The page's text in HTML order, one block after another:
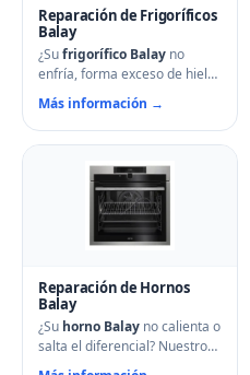
Reparación de Frigoríficos
Balay
¿Sufrigorífico Balay no
enfría, forma exceso de hielo
o hace ruidos extraños?
Nuestros técnicos en
Sanlúcar de Barrameda
termostatos, sistemas No
Frost, fugas de gas
refrigerante y problemas de
descarche. Servicio urgente
para evitar pérdida de
Más información →
Reparación de Hornos
Balay
¿Su horno Balay no calienta o
salta el diferencial? Nuestro
servicio técnico en Sanlúcar